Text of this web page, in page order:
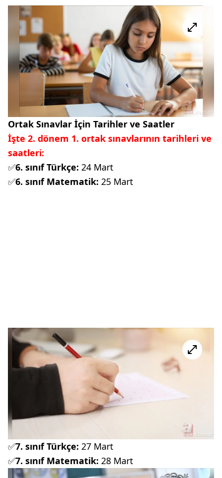
Ortak Sınavlar İçin Tarihler ve Saatler
İşte 2. dönem 1. ortak sınavlarının tarihleri ve
saatleri:
✅6. sınıf Türkçe: 24 Mart
✅6. sınıf Matematik: 25 Mart
✅7. sınıf Türkçe: 27 Mart
✅7. sınıf Matematik: 28 Mart